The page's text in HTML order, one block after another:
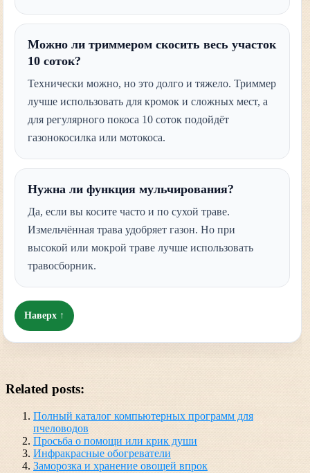
Можно ли триммером скосить весь участок
10 соток?
Технически можно, но это долго и тяжело. Триммер
лучше использовать для кромок и сложных мест, а
для регулярного покоса 10 соток подойдёт
газонокосилка или мотокоса.
Нужна ли функция мульчирования?
Да, если вы косите часто и по сухой траве.
Измельчённая трава удобряет газон. Но при
высокой или мокрой траве лучше использовать
травосборник.
Наверх ↑
Related posts:
Полный каталог компьютерных программ для
пчеловодов
Просьба о помощи или крик души
Инфракрасные обогреватели
Заморозка и хранение овощей впрок